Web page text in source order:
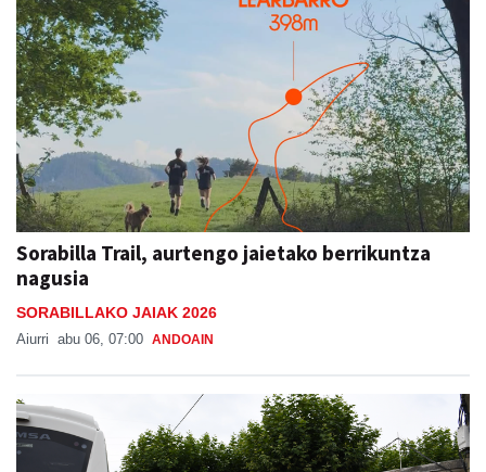
Sorabilla Trail, aurtengo jaietako berrikuntza
nagusia
SORABILLAKO JAIAK 2026
Aiurri abu 06, 07:00 ANDOAIN